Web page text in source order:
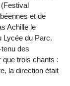
et de
Achille le
Lycée du Parc.
des
que trois chants :
la direction était